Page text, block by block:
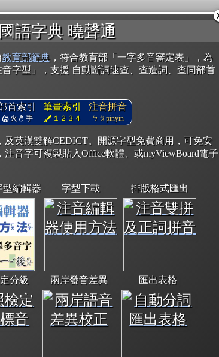
語字典 曉聲通
教育部辭典 ，符合教育部「一字多音審定表」，為
字型」，支援 自動斷詞速查、查造詞、查同部首
首索引
火 手
筆畫索引
１２３４
注音拼音
ㄅㄆpinyin
及英漢雙解CEDICT。開源字型免費商用，可免安
，注音字可複製貼入Office軟體、或myViewBoard電子
型編輯器 字型下載 排版格式匯出
分級 兩岸發音差異 匯出表格